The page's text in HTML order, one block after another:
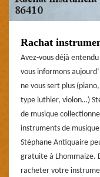
Rachat
Avez-vous déjà
vous informons
ne vous sert plus
type luthier, violon…)
de musique
instruments de
Stéphane Antiquaire
gratuite à Lhommaize.
racheter votre